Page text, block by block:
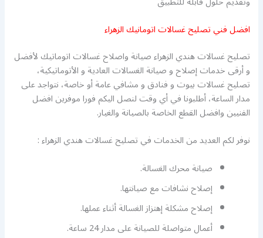
افضل فني تصليح غسالات اتومانيك الزهراء
تصليح غسالات هندي الزهراء صيانة واصلاح غسالات اتوماتيك لأفضل
و أرقى خدمات إصلاح و صيانة الغسالات العادية و الأتوماتيكية،
تصليح غسالات بيوت و فنادق و مشافي عامة أو خاصة، نتواجد على
مدار الساعة، أطلبونا في أي وقت لنصل اليكم فورا موفرين افضل
الفنيين وافضل القطع الخاصة بالصيانة والغيار.
نوفر لكم العديد من الخدمات في تصليح غسالات هندي الزهراء :
صيانة محرك الغسالة.
إصلاح نشافات مع صيانتها.
إصلاح مشكلة إهتزاز الغسالة أثناء عملها.
أعمال متواصلة للصيانة على مدار 24 ساعة.